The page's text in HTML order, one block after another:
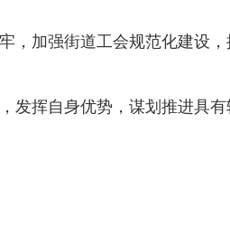
，加强街道工会规范化建设
发挥自身优势，谋划推进具